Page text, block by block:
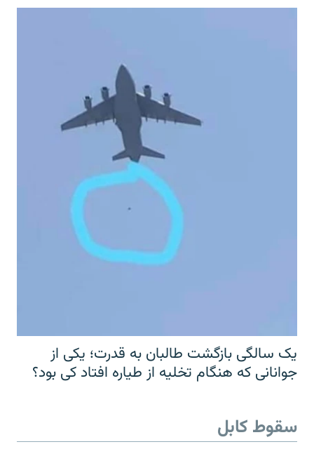
یک سالگی بازگشت طالبان به قدرت؛ یکی از
جوانانی که هنگام تخلیه از طیاره افتاد کی بود؟
سقوط کابل